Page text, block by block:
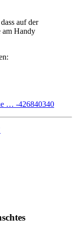
auf der
am Handy
… -426840340